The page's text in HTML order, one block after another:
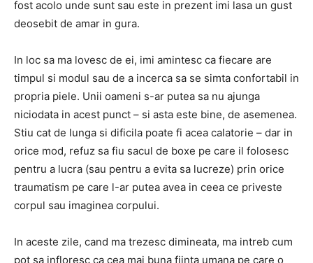
fost acolo unde sunt sau este in prezent imi lasa un gust
deosebit de amar in gura.
In loc sa ma lovesc de ei, imi amintesc ca fiecare are
timpul si modul sau de a incerca sa se simta confortabil in
propria piele. Unii oameni s-ar putea sa nu ajunga
niciodata in acest punct – si asta este bine, de asemenea.
Stiu cat de lunga si dificila poate fi acea calatorie – dar in
orice mod, refuz sa fiu sacul de boxe pe care il folosesc
pentru a lucra (sau pentru a evita sa lucreze) prin orice
traumatism pe care l-ar putea avea in ceea ce priveste
corpul sau imaginea corpului.
In aceste zile, cand ma trezesc dimineata, ma intreb cum
pot sa infloresc ca cea mai buna fiinta umana pe care o